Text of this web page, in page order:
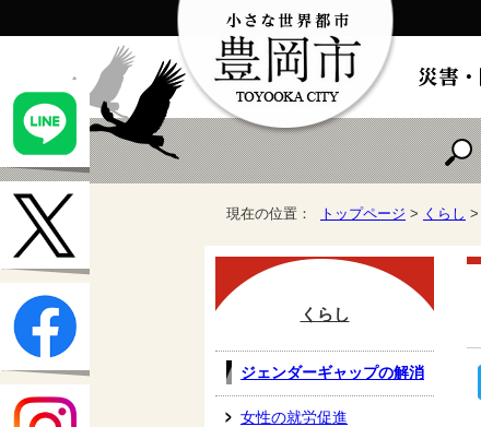
現在の位置： トップページ > くらし >
くらし
ジェンダーギャップの解消
女性の就労促進